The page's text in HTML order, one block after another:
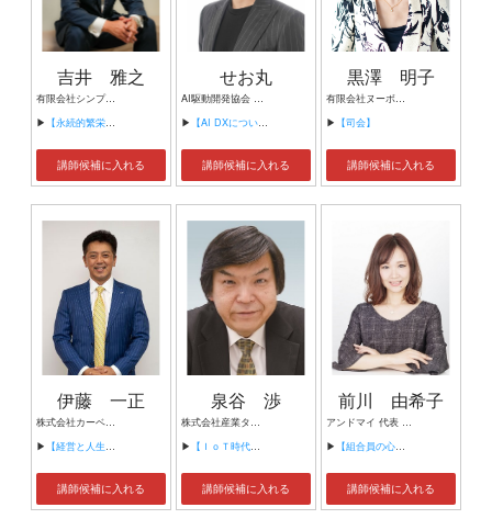
吉井 雅之
有限会社シンプルタスク 代表取締役 習慣形成コンサルタント
▶ 【永続的繁栄の組織づくり】
講師候補に入れる
せお丸
AI駆動開発協会 代表理事 サイバーフリークス株式会社 代表取締役
▶ 【AI DXについて】
講師候補に入れる
黒澤 明子
有限会社ヌーボヌール代表取締役
▶ 【司会】
講師候補に入れる
伊藤 一正
株式会社カーベル代表取締役社長 プロレスラーカーベル伊藤
▶ 【経営と人生がHappyになる3つのキーワード】
講師候補に入れる
泉谷 渉
株式会社産業タイムズ社 代表取締役会長 半導体産業新聞 特別編集委員
▶ 【ＩｏＴ時代にニッポンの製造業が一気に抜け出す！！ ～世界トップシェアのセンサーとロボットで戦え！】
講師候補に入れる
前川 由希子
アンドマイ 代表 組織活性化コンサルタント
▶ 【組合員の心をぐっと掴むコミュニケーション術～組合員が「あなたが言うなら」と動き出す３ステップ～】
講師候補に入れる